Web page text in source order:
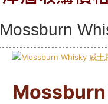
Mossburn